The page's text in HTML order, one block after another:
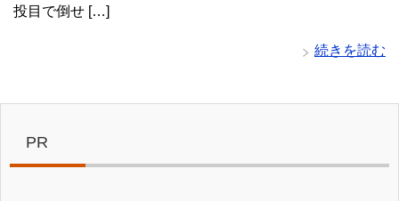
投目で倒せ […]
続きを読む
PR